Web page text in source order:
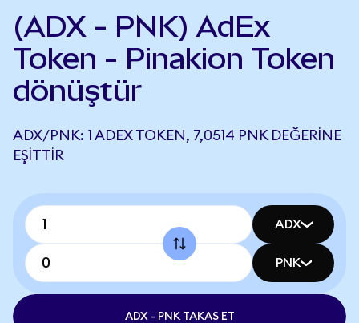
(ADX - PNK) AdEx
Token - Pinakion Token
dönüştür
ADX/PNK: 1 ADEX TOKEN, 7,0514 PNK DEĞERINE
EŞITTIR
ADX
PNK
ADX - PNK TAKAS ET